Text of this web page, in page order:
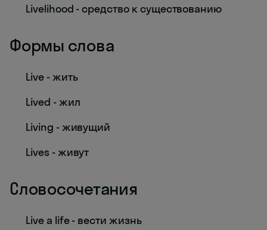
Livelihood - средство к существованию
Формы слова
Live - жить
Lived - жил
Living - живущий
Lives - живут
Словосочетания
Live a life - вести жизнь